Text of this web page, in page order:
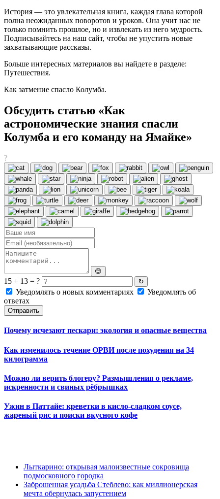
История — это увлекательная книга, каждая глава которой
полна неожиданных поворотов и уроков. Она учит нас не
только помнить прошлое, но и извлекать из него мудрость.
Подписывайтесь на наш сайт, чтобы не упустить новые
захватывающие рассказы.
Больше интересных материалов вы найдете в разделе:
Путешествия.
Как затмение спасло Колумба.
Обсудить статью «Как
астрономические знания спасли
Колумба и его команду на Ямайке»
?
😊
15 + 13 = ? ↻
Уведомлять о новых комментариях
Уведомлять об
ответах
Отправить
Почему исчезают пескари: экология и опасные вещества
Как изменилось течение ОРВИ после похудения на 34
килограмма
Можно ли верить блогеру? Размышления о рекламе,
искренности и свиных рёбрышках
Ужин в Паттайе: креветки в кисло-сладком соусе,
жареный рис и поиски вкусного кофе
Лыткарино: открывая малоизвестные сокровища
подмосковного городка
Заброшенная усадьба Стеблево: как миллионерская
мечта обернулась запустением